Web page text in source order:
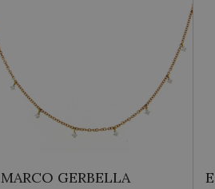
MARCO GERBELLA